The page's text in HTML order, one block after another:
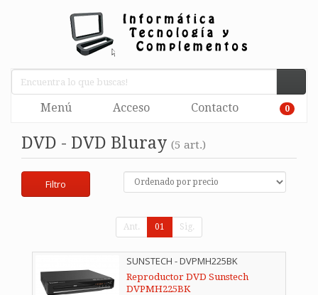
Menú Acceso Contacto 0
DVD - DVD Bluray (5 art.)
Filtro
Ant. 01 Sig.
SUNSTECH - DVPMH225BK
Reproductor DVD Sunstech
DVPMH225BK